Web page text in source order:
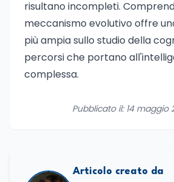
risultano incompleti.
meccanismo evolutivo offre
più ampia sullo studio della
percorsi che portano
complessa.
Pubblicato il: 14 maggio
Articolo creato da